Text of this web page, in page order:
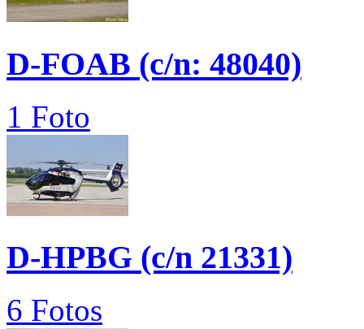
D-FOAB (c/n: 48040)
1 Foto
D-HPBG (c/n 21331)
6 Fotos